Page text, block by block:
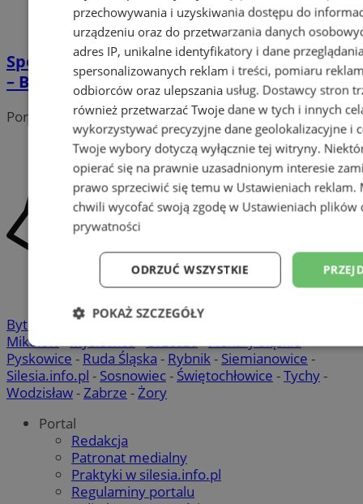
Spektakl dla dzieci "Ani me, ani be..." w SCK
– Bytków już 16 kwietnia!
Portal należy do sieci
Bytom Chorzów-Gliwice- Katowice
Mikołów-Mysłowice-Orzesze-Piekary Śląskie-
Pyskowice - Ruda Śląska - Rybnik- Siemianowice -
Silesia.info.pl - Sosnowiec- Świętochłowice -Tychy-
Wodzisław-Zabrze -Żory
Portal
Redakcja
Patronat medialny
Praktyki w silesia.info.pl
Regulaminy portalu
przechowywania i uzyskiwania dostępu do
urządzeniu oraz do przetwarzania danych
adres IP, unikalne identyfikatory i dane
spersonalizowanych reklam i treści, pomiaru
odbiorców oraz ulepszania usług. Dostawcy stron
również przetwarzać Twoje dane w tych i innych
wykorzystywać precyzyjne dane geolokalizacyjne i
Twoje wybory dotyczą wyłącznie tej witryny.
opierać się na prawnie uzasadnionym interesie
prawo sprzeciwić się temu w Ustawieniach reklam.
chwili wycofać swoją zgodę w Ustawieniach plików
prywatności
ODRZUĆ WSZYSTKIE
POKAŻ SZCZEGÓŁY
Niezbędne Wydajność